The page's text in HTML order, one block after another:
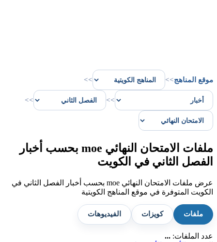
موقع المناهج>>
>>
>>
>>
ملفات الامتحان النهائي moe بحسب أخبار
الفصل الثاني في الكويت
عرض ملفات الامتحان النهائي moe بحسب أخبار الفصل الثاني في
الكويت المتوفرة في موقع المناهج الكويتية
ملفات كويزات الفيديوهات
عدد الملفات: ...